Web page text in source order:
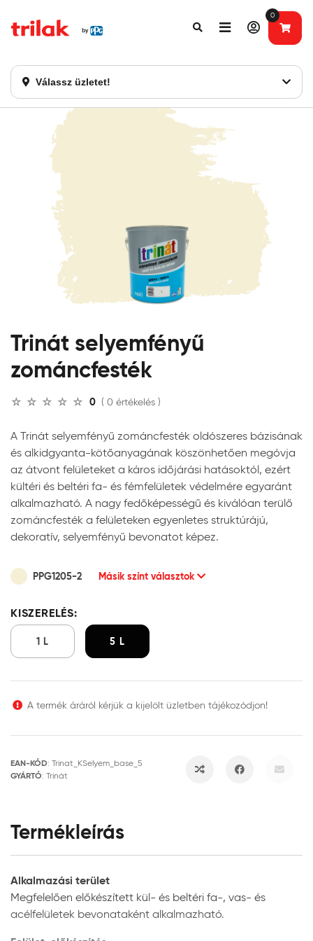
Válassz üzletet!
0
Fontos tájékoztatás!
Trinát selyemfényű
zománcfesték
0 ( 0 értékelés )
A Trinát selyemfényű zománcfesték oldószeres bázisának
és alkidgyanta-kötőanyagának köszönhetően megóvja
az átvont felületeket a káros időjárási hatásoktól, ezért
kültéri és beltéri fa- és fémfelületek védelmére egyaránt
alkalmazható. A nagy fedőképességű és kiválóan terülő
zománcfesték a felületeken egyenletes struktúrájú,
dekoratív, selyemfényű bevonatot képez.
PPG1205-2 Másik színt választok
KISZERELÉS:
1 L 5 L
A termék áráról kérjük a kijelölt üzletben tájékozódjon!
EAN-KÓD: Trinat_KSelyem_base_5
GYÁRTÓ: Trinát
Termékleírás
Alkalmazási terület
Megfelelően előkészített kül- és beltéri fa-, vas- és
acélfelületek bevonataként alkalmazható.